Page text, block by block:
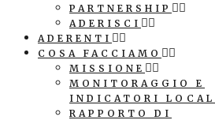
PARTNERSHIP
ADERISCI
ADERENTI
COSA FACCIAMO
MISSIONE
MONITORAGGIO E
INDICATORI
RAPPORTO DI